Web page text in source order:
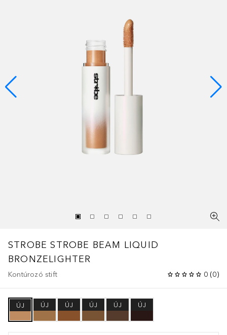
STROBE STROBE BEAM LIQUID
BRONZELIGHTER
Kontúrozó stift 0 (0)
ÚJ ÚJ ÚJ ÚJ ÚJ ÚJ